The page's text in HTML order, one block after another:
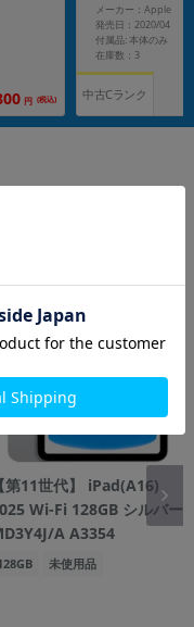
円 (税込)
メーカー：Apple
発売日：2020/04
付属品: 本体のみ
在庫数：3
中古Cランク
【第11世代】 iPad(A16)
Wi-Fi 128GB シルバー
A A3354
未使用品